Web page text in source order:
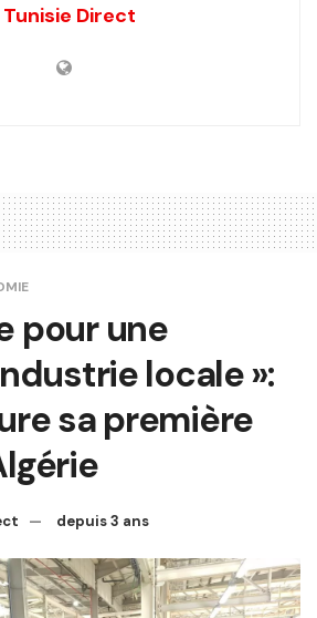
Tunisie Direct
pour une
locale »:
sa première
depuis 3 ans